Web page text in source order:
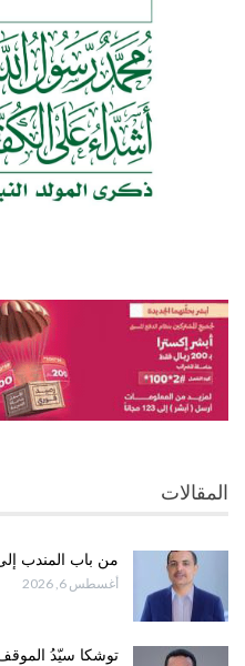
المقالات
من باب المندب
أغسطس 6, 2026
توشكا سيّدُ